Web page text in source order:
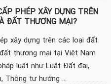
PHÉP XÂY DỰNG TRÊN
ĐẤT THƯƠNG MẠI?
xây dựng trên các loại đất
thương mại tại Việt Nam
luật như Luật Đất đai,
Thông tư hướng ...